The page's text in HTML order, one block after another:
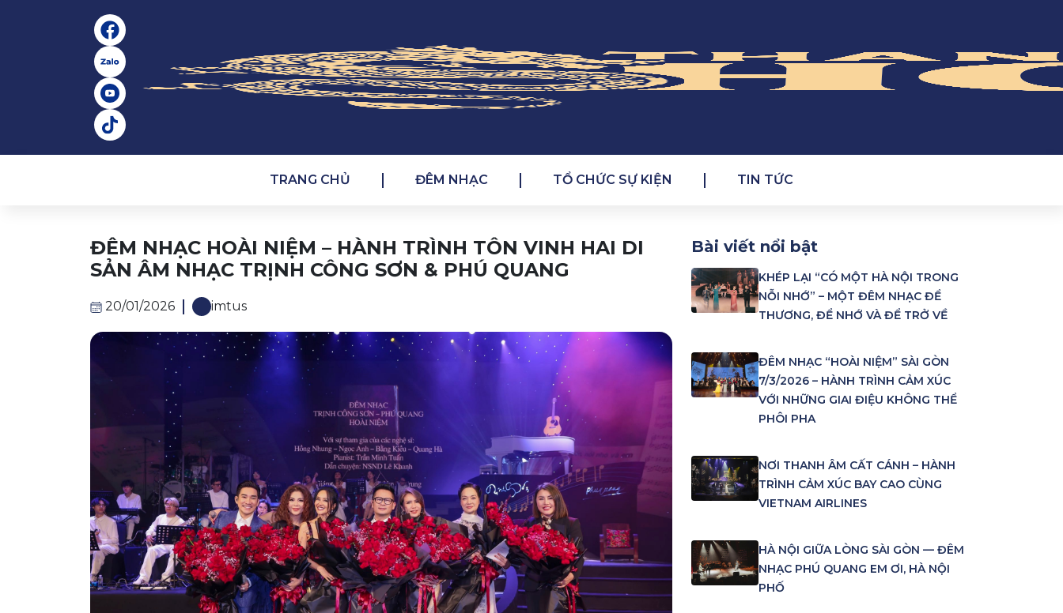
TRANG CHỦ ĐÊM NHẠC TỔ CHỨC SỰ KIỆN TIN TỨC
ĐÊM NHẠC HOÀI NIỆM – HÀNH TRÌNH TÔN VINH HAI DI
SẢN ÂM NHẠC TRỊNH CÔNG SƠN & PHÚ QUANG
20/01/2026 imtus
Bài viết nổi bật
KHÉP LẠI “CÓ MỘT HÀ NỘI TRONG
NỖI NHỚ” – MỘT ĐÊM NHẠC ĐỂ
THƯƠNG, ĐỂ NHỚ VÀ ĐỂ TRỞ VỀ
ĐÊM NHẠC “HOÀI NIỆM” SÀI GÒN
7/3/2026 – HÀNH TRÌNH CẢM XÚC
VỚI NHỮNG GIAI ĐIỆU KHÔNG THỂ
PHÔI PHA
NƠI THANH ÂM CẤT CÁNH – HÀNH
TRÌNH CẢM XÚC BAY CAO CÙNG
VIETNAM AIRLINES
HÀ NỘI GIỮA LÒNG SÀI GÒN — ĐÊM
NHẠC PHÚ QUANG EM ƠI, HÀ NỘI
PHỐ